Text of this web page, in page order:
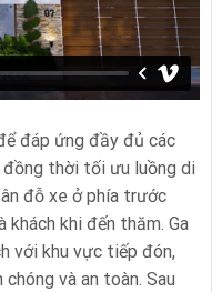
đáp ứng đầy đủ các
thời tối ưu luồng di
đỗ xe ở phía trước
khi đến thăm. Ga
với khu vực tiếp đón,
và an toàn. Sau